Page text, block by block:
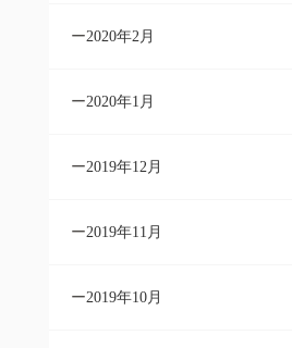
2020年2月
2020年1月
2019年12月
2019年11月
2019年10月